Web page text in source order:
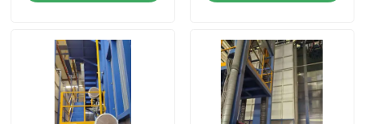
Produkte